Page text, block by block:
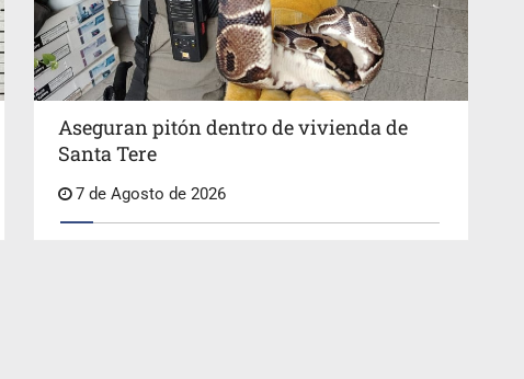
Aseguran pitón dentro de vivienda de
Santa Tere
7 de Agosto de 2026